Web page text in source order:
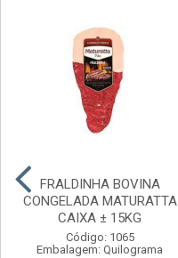
FRALDINHA BOVINA
CONGELADA MATURATTA
CAIXA ± 15KG
Código: 1065
Embalagem: Quilograma